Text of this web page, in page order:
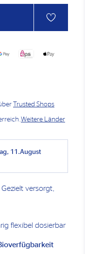
versorgt,
flexibel dosierbar
Trusted Shops
Weitere Länder
11.August